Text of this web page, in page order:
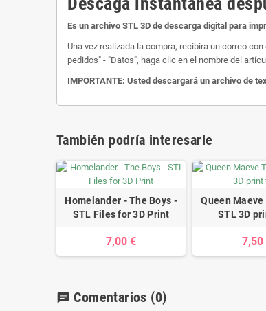
Es un archivo STL 3D de descarga digital para
Una vez realizada la compra, recibira un correo
pedidos" - "Datos", haga clic en el nombre del
IMPORTANTE: Usted descargará un archivo de
También podría interesarle
Homelander - The Boys -
STL Files for 3D Print
7,00 €
Queen Maeve
STL 3D
7,50
chat Comentarios (0)